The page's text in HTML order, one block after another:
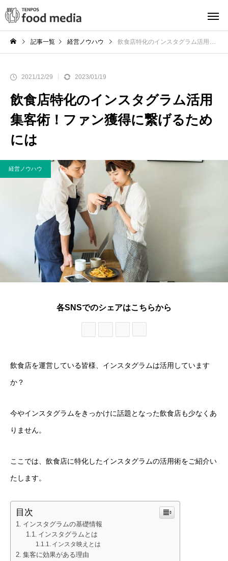
記事一覧 経営ノウハウ 飲食店特化のインスタグラム活用集客術！ファン獲得に繋げるためには
2021/12/29 2023/01/19
飲食店特化のインスタグラム活用
集客術！ファン獲得に繋げるため
には
経営ノウハウ
各SNSでのシェアはこちらから
飲食店を運営している皆様、インスタグラムは活用しています
か？
今やインスタグラムをきっかけに話題となった飲食店も少なくあ
りません。
ここでは、飲食店に特化したインスタグラムの活用術をご紹介い
たします。
目次
インスタグラムの基礎情報
インスタグラムとは
インスタ映えとは
集客に効果がある理由